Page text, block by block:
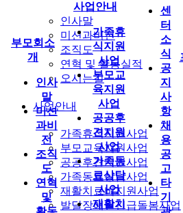
인사말
미션과비전
조직도
연혁 및 활동실적
오시는길
사업안내
가족휴식지원사업
부모교육지원사업
공공후견지원사업
가족동료상담사업
재활치료비지원사업
발달장애인긴급돌봄사업
부모회소
개
인사
말
미션
과비
전
조직
도
연혁
및
사업안내
가족휴
식지원
사업
부모교
육지원
사업
공공후
견지원
사업
가족동
료상담
사업
재활치
센
터
소
식
공
지
사
항
채
용
공
고
타
기